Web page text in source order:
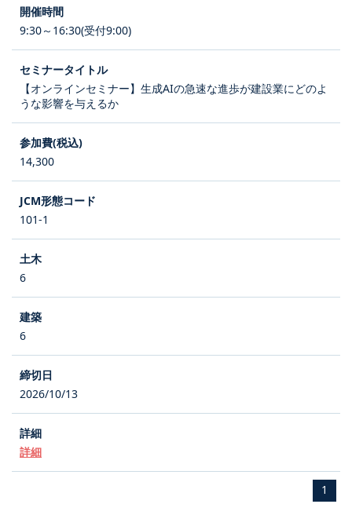
9:30～16:30(受付9:00)
【オンラインセミナー】生成AIの急速な進歩が建設業にどのよ
うな影響を与えるか
14,300
101-1
6
6
2026/10/13
詳細
1